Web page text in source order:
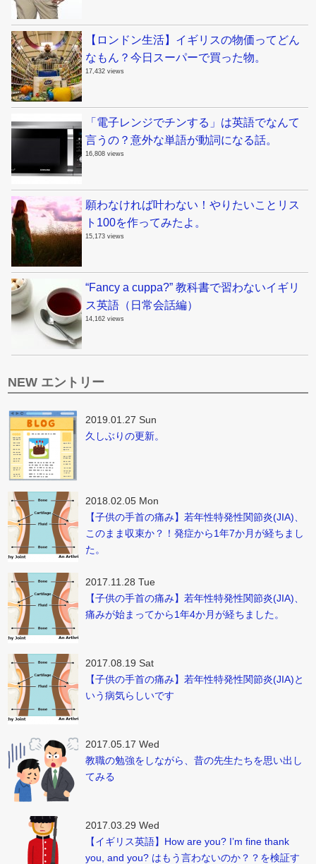
【ロンドン生活】イギリスの物価ってどん
なもん？今日スーパーで買った物。
17,432 views
「電子レンジでチンする」は英語でなんて
言うの？意外な単語が動詞になる話。
16,808 views
願わなければ叶わない！やりたいことリス
ト100を作ってみたよ。
15,173 views
“Fancy a cuppa?” 教科書で習わないイギリ
ス英語（日常会話編）
14,162 views
NEW エントリー
2019.01.27 Sun
久しぶりの更新。
2018.02.05 Mon
【子供の手首の痛み】若年性特発性関節炎(JIA)、
このまま収束か？！発症から1年7か月が経ちまし
た。
2017.11.28 Tue
【子供の手首の痛み】若年性特発性関節炎(JIA)、
痛みが始まってから1年4か月が経ちました。
2017.08.19 Sat
【子供の手首の痛み】若年性特発性関節炎(JIA)と
いう病気らしいです
2017.05.17 Wed
教職の勉強をしながら、昔の先生たちを思い出し
てみる
2017.03.29 Wed
【イギリス英語】How are you? I’m fine thank
you, and you? はもう言わないのか？？を検証す